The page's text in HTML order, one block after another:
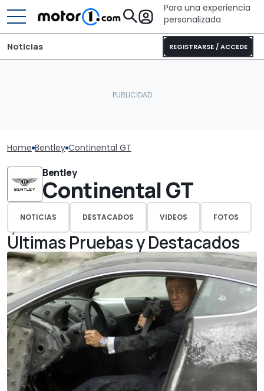
Para una experiencia
personalizada
REGISTRARSE / ACCEDE
Noticias
Home Bentley Continental GT
Bentley
Continental GT
NOTICIAS DESTACADOS VIDEOS FOTOS
Últimas Pruebas y Destacados